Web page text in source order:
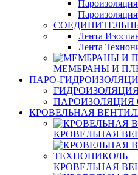
Лента
Лента
МЕМБРАНЫ И
ПАРО-
ПАРОИЗОЛЯЦИЯ
КРОВЕЛЬНАЯ
КРОВЕЛЬНАЯ
КРОВЕЛЬНАЯ